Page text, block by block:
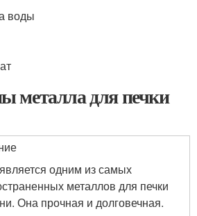
воды
металла для печки
одним из самых
металлов для печки
Она прочная и долговечная.